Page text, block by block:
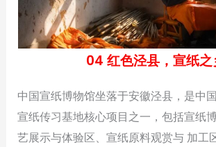
04 红色泾县，宣纸之
中国宣纸博物馆坐落于安徽泾县，是中
宣纸传习基地核心项目之一，包括宣纸
艺展示与体验区、宣纸原料观赏与 加工